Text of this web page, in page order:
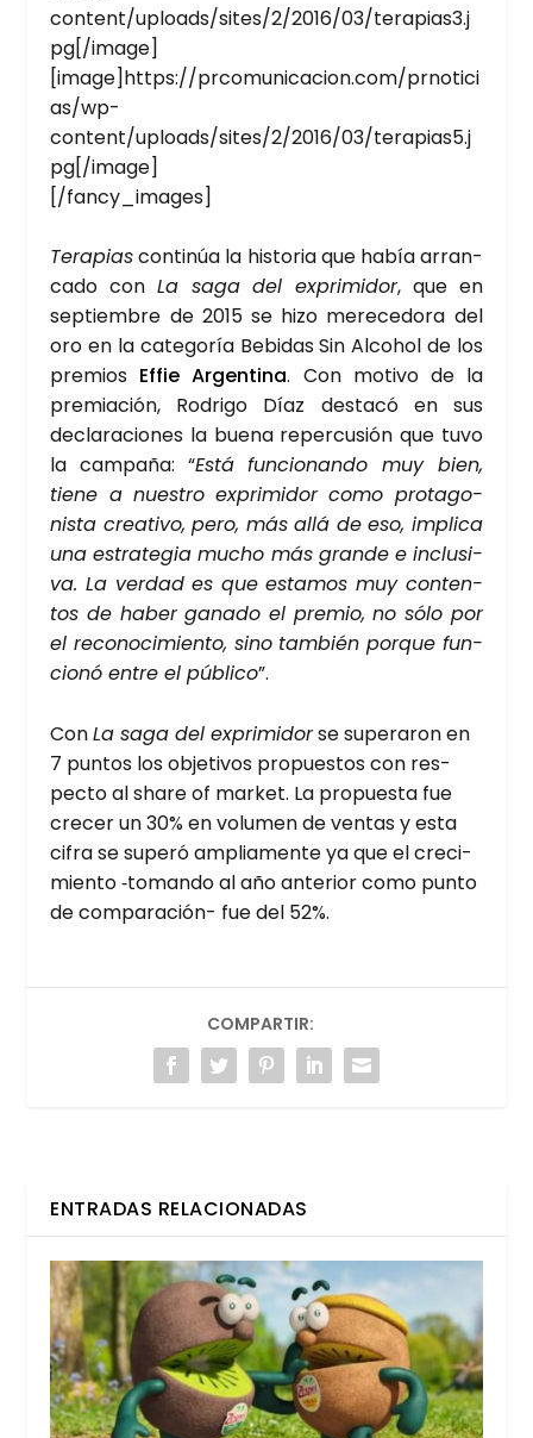
content/uploads/sites/2/2016/03/terapias3.j
pg[/image]
[image]https://prcomunicacion.com/prnotici
as/wp-
content/uploads/sites/2/2016/03/terapias5.j
pg[/image]
[/fancy_images]
Tera­piascon­ti­núa la his­to­ria que había arran­
ca­do con La saga del expri­mi­dor, que en
sep­tiem­bre de 2015 se hizo mere­ce­do­ra del
oro en la cate­go­ría Bebi­das Sin Alcohol de los
pre­mios Effie Argen­ti­na. Con moti­vo de la
pre­mia­ción, Rodri­go Díaz des­ta­có en sus
decla­ra­cio­nes la bue­na reper­cu­sión que tuvo
la cam­pa­ña: “Está fun­cio­nan­do muy bien,
tie­ne a nues­tro expri­mi­dor como pro­ta­go­
nis­ta crea­ti­vo, pero, más allá de eso, impli­ca
una estra­te­gia mucho más gran­de e inclu­si­
va. La ver­dad es que esta­mos muy con­ten­
tos de haber gana­do el pre­mio, no sólo por
el reco­no­ci­mien­to, sino tam­bién por­que fun­
cio­nó entre el públi­co”.
ConLa saga del expri­mi­dorse supe­ra­ron en
7 pun­tos los obje­ti­vos pro­pues­tos con res­
pec­to al sha­re of mar­ket. La pro­pues­ta fue
cre­cer un 30% en volu­men de ven­tas y esta
cifra se superó amplia­men­te ya que el cre­ci­
mien­to ‑toman­do al año ante­rior como pun­to
de com­pa­ra­ción- fue del 52%.
COMPARTIR:
ENTRADAS RELACIONADAS